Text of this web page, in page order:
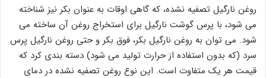
روغن نارگیل تصفیه نشده، که گاهی اوقات به عنوان بکر نیز شناخته
می شود، با پرس گوشت نارگیل برای استخراج روغن آن ساخته می
شود. می توان به روغن نارگیل بکر، فوق بکر و حتی روغن نارگیل پرس
سرد (که بدون استفاده از حرارت تولید می شود) دسته بندی کرد که
قیمت هر یک متفاوت است. این نوع روغن تصفیه نشده در دمای